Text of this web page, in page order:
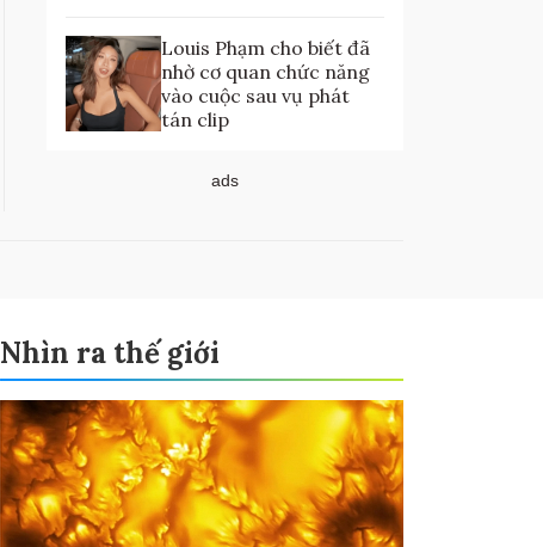
Louis Phạm cho biết đã
nhờ cơ quan chức năng
vào cuộc sau vụ phát
tán clip
ads
Nhìn ra thế giới